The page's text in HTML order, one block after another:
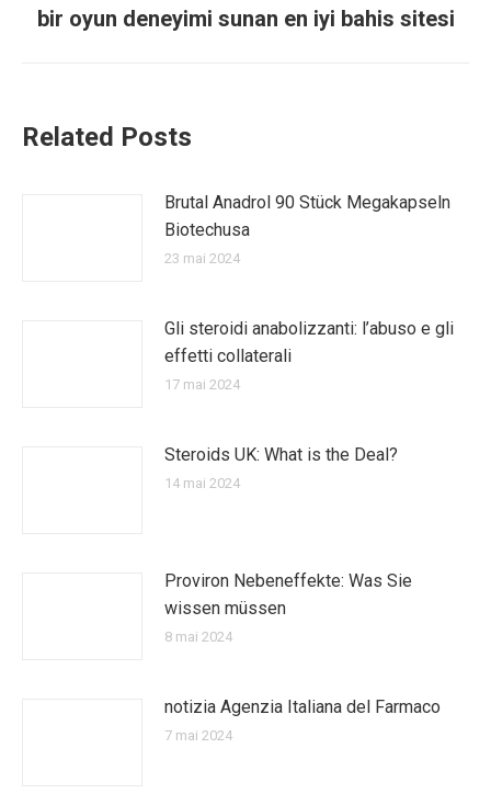
suivant
bir oyun deneyimi sunan en iyi bahis sitesi
Related Posts
Brutal Anadrol 90 Stück Megakapseln
Biotechusa
23 mai 2024
Gli steroidi anabolizzanti: l’abuso e gli
effetti collaterali
17 mai 2024
Steroids UK: What is the Deal?
14 mai 2024
Proviron Nebeneffekte: Was Sie
wissen müssen
8 mai 2024
notizia Agenzia Italiana del Farmaco
7 mai 2024